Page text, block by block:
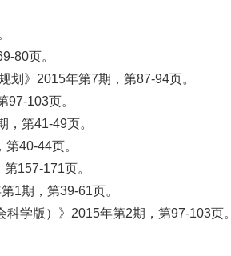
80页。
》2015年第7期，第87-94页。
103页。
第41-49页。
40-44页。
157-171页。
1期，第39-61页。
学版）》2015年第2期，第97-103页。